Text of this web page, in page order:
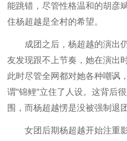
能跳错，尽管性格温和的胡彦
住杨超越是全村的希望。
成团之后，杨超越的演出仍
友发现跟不上节奏，她在演出
此时尽管全网都对她各种嘲讽
谓"锦鲤"立住了人设。这背后
围，而杨超越愣是没被强制退团
女团后期杨超越开始注重